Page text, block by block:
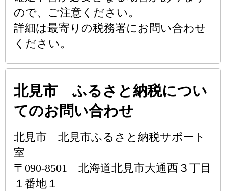
ので、ご注意ください。
詳細は最寄りの税務署にお問い合わせ
ください。
北見市 ふるさと納税につい
てのお問い合わせ
北見市 北見市ふるさと納税サポート
室
〒090-8501 北海道北見市大通西３丁目
１番地１